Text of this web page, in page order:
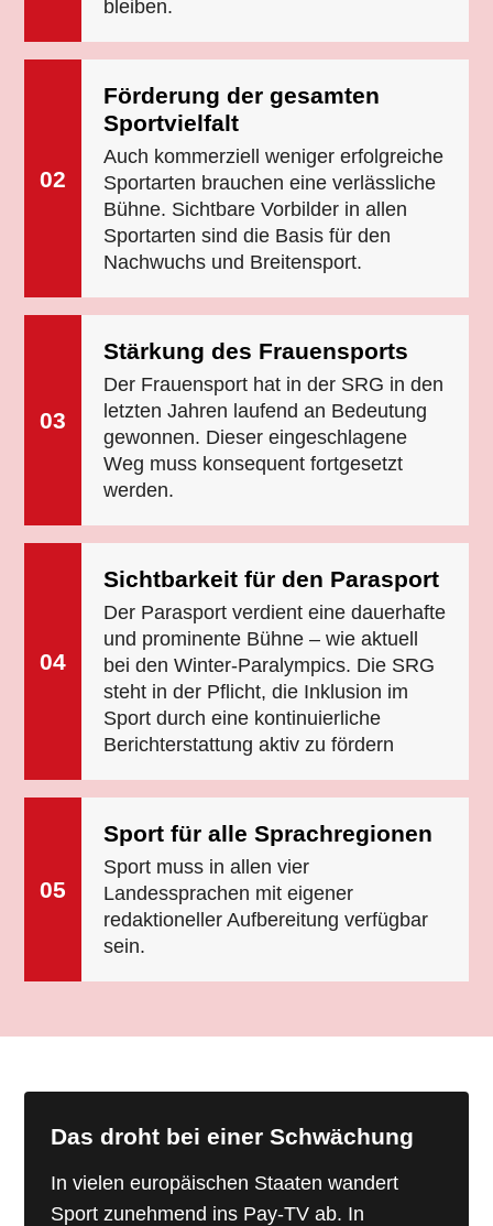
bleiben.
02
Förderung der gesamten
Sportvielfalt
Auch kommerziell weniger erfolgreiche
Sportarten brauchen eine verlässliche
Bühne. Sichtbare Vorbilder in allen
Sportarten sind die Basis für den
Nachwuchs und Breitensport.
03
Stärkung des Frauensports
Der Frauensport hat in der SRG in den
letzten Jahren laufend an Bedeutung
gewonnen. Dieser eingeschlagene
Weg muss konsequent fortgesetzt
werden.
04
Sichtbarkeit für den Parasport
Der Parasport verdient eine dauerhafte
und prominente Bühne – wie aktuell
bei den Winter-Paralympics. Die SRG
steht in der Pflicht, die Inklusion im
Sport durch eine kontinuierliche
Berichterstattung aktiv zu fördern
05
Sport für alle Sprachregionen
Sport muss in allen vier
Landessprachen mit eigener
redaktioneller Aufbereitung verfügbar
sein.
Das droht bei einer Schwächung
In vielen europäischen Staaten wandert
Sport zunehmend ins Pay-TV ab. In